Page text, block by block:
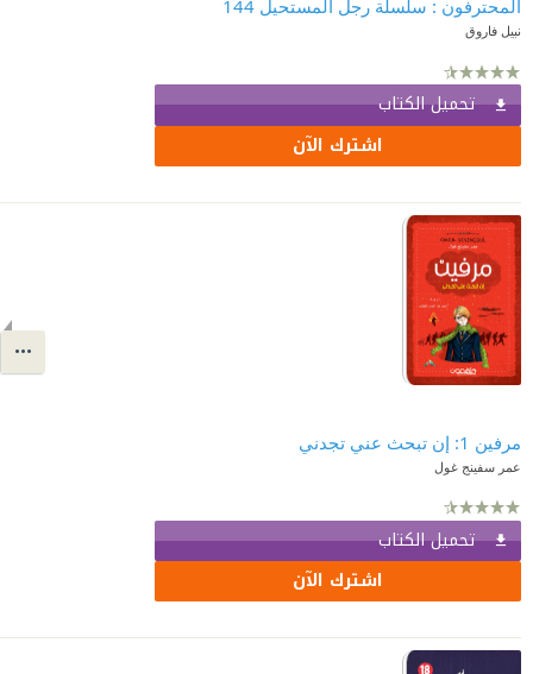
المحترفون : سلسلة رجل المستحيل 144
نبيل فاروق
تحميل الكتاب
اشترك الآن
مرفين 1: إن تبحث عني تجدني
عمر سفينج غول
تحميل الكتاب
اشترك الآن